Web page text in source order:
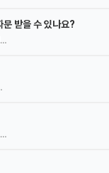
문 받을 수 있나요?
…
…